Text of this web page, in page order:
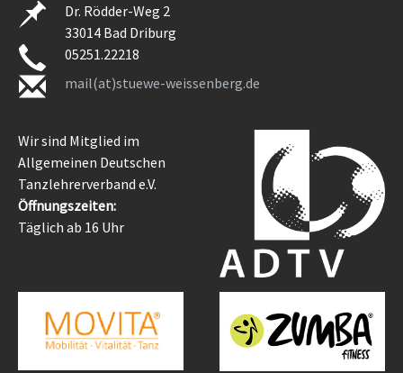
Dr. Rödder-Weg 2
33014 Bad Driburg
05251.22218
mail(at)stuewe-weissenberg.de
Wir sind Mitglied im
Allgemeinen Deutschen
Tanzlehrerverband e.V.
Öffnungszeiten:
Täglich ab 16 Uhr